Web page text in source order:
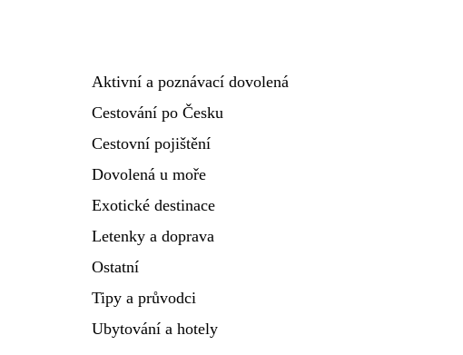
Aktivní a poznávací dovolená
Cestování po Česku
Cestovní pojištění
Dovolená u moře
Exotické destinace
Letenky a doprava
Ostatní
Tipy a průvodci
Ubytování a hotely